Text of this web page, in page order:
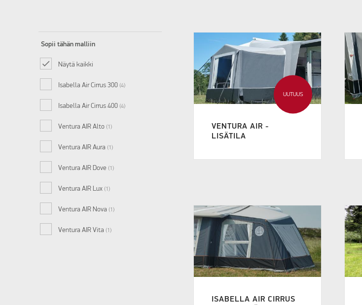
UUTUUS
VENTURA AIR -
LISÄTILA
ISABELLA AIR CIRRUS
Sopii tähän malliin
Näytä kaikki
Isabella Air Cirrus 300(4)
Isabella Air Cirrus 400(4)
Ventura AIR Alto(1)
Ventura AIR Aura(1)
Ventura AIR Dove(1)
Ventura AIR Lux(1)
Ventura AIR Nova(1)
Ventura AIR Vita(1)